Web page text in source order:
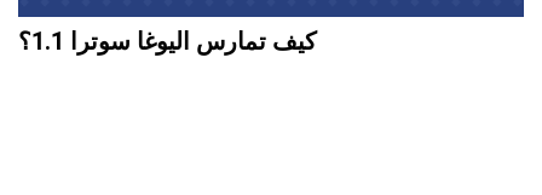
كيف تمارس اليوغا سوترا 1.1؟